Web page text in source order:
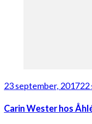
23 september, 201722
Carin Wester hos